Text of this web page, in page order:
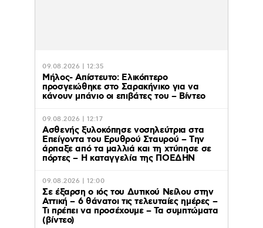
09.08.2026 | 12:35
Μήλος- Απίστευτο: Ελικόπτερο
προσγειώθηκε στο Σαρακήνικο για να
κάνουν μπάνιο οι επιβάτες του – Βίντεο
09.08.2026 | 12:17
Ασθενής ξυλοκόπησε νοσηλεύτρια στα
Επείγοντα του Ερυθρού Σταυρού – Tην
άρπαξε από τα μαλλιά και τη χτύπησε σε
πόρτες – Η καταγγελία της ΠΟΕΔΗΝ
09.08.2026 | 12:00
Σε έξαρση ο ιός του Δυτικού Νείλου στην
Αττική – 6 θάνατοι τις τελευταίες ημέρες –
Τι πρέπει να προσέχουμε – Τα συμπτώματα
(βίντεο)